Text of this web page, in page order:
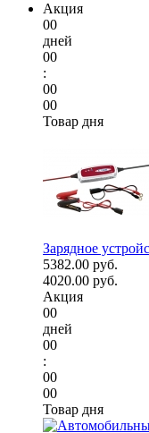
Акция
00
дней
00
:
00
00
Товар дня
Зарядное
5382.00 руб.
4020.00 руб.
Акция
00
дней
00
:
00
00
Товар дня